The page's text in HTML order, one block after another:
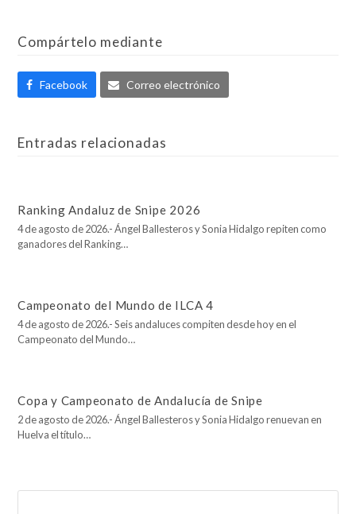
Compártelo mediante
Facebook Correo electrónico
Entradas relacionadas
Ranking Andaluz de Snipe 2026
4 de agosto de 2026.- Ángel Ballesteros y Sonia Hidalgo repiten como
ganadores del Ranking…
Campeonato del Mundo de ILCA 4
4 de agosto de 2026.- Seis andaluces compiten desde hoy en el
Campeonato del Mundo…
Copa y Campeonato de Andalucía de Snipe
2 de agosto de 2026.- Ángel Ballesteros y Sonia Hidalgo renuevan en
Huelva el título…